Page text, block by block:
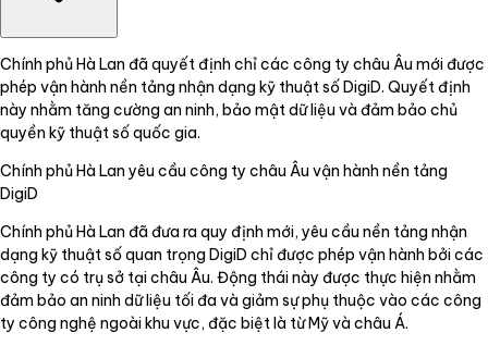
Chính phủ Hà Lan đã quyết định chỉ các công ty châu Âu mới được
phép vận hành nền tảng nhận dạng kỹ thuật số DigiD. Quyết định
này nhằm tăng cường an ninh, bảo mật dữ liệu và đảm bảo chủ
quyền kỹ thuật số quốc gia.
Chính phủ Hà Lan yêu cầu công ty châu Âu vận hành nền tảng
DigiD
Chính phủ Hà Lan đã đưa ra quy định mới, yêu cầu nền tảng nhận
dạng kỹ thuật số quan trọng DigiD chỉ được phép vận hành bởi các
công ty có trụ sở tại châu Âu. Động thái này được thực hiện nhằm
đảm bảo an ninh dữ liệu tối đa và giảm sự phụ thuộc vào các công
ty công nghệ ngoài khu vực, đặc biệt là từ Mỹ và châu Á.